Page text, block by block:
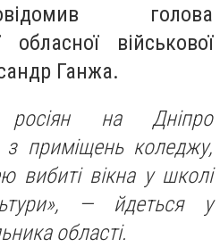
голова
обласної військової
Ганжа.
росіян на Дніпро
з приміщень коледжу,
вибиті вікна у школі
— йдеться у
області.